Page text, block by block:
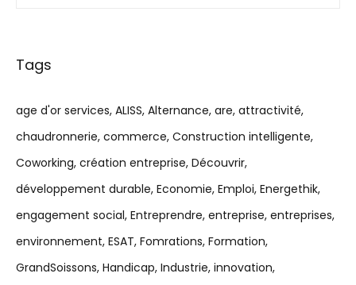
Tags
age d'or services ALISS Alternance are attractivité
chaudronnerie commerce Construction intelligente
Coworking création entreprise Découvrir
développement durable Economie Emploi Energethik
engagement social Entreprendre entreprise entreprises
environnement ESAT Fomrations Formation
GrandSoissons Handicap Industrie innovation